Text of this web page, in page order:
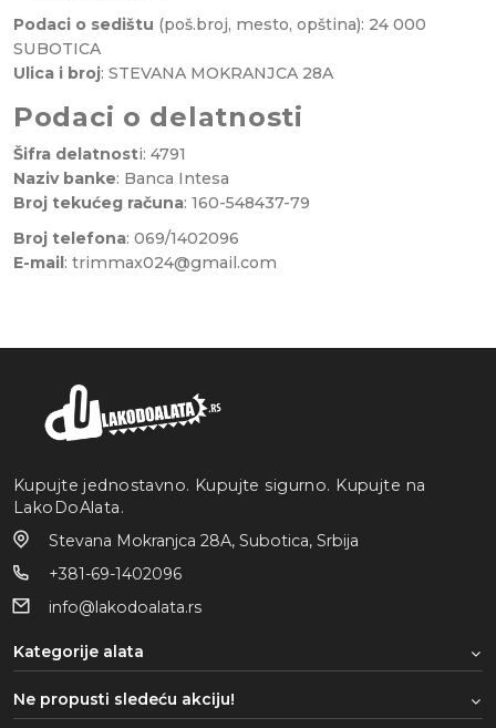
Podaci o sedištu (poš.broj, mesto, opština): 24 000
SUBOTICA
Ulica i broj: STEVANA MOKRANJCA 28A
Podaci o delatnosti
Šifra delatnosti: 4791
Naziv banke: Banca Intesa
Broj tekućeg računa: 160-548437-79
Broj telefona: 069/1402096
E-mail: trimmax024@gmail.com
Kupujte jednostavno. Kupujte sigurno. Kupujte na
LakoDoAlata.
Stevana Mokranjca 28A, Subotica, Srbija
+381-69-1402096
info@lakodoalata.rs
Kategorije alata
Ne propusti sledeću akciju!